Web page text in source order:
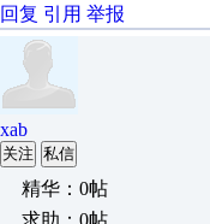
回复 引用 举报
xab
关注 私信
精华：0帖
求助：0帖